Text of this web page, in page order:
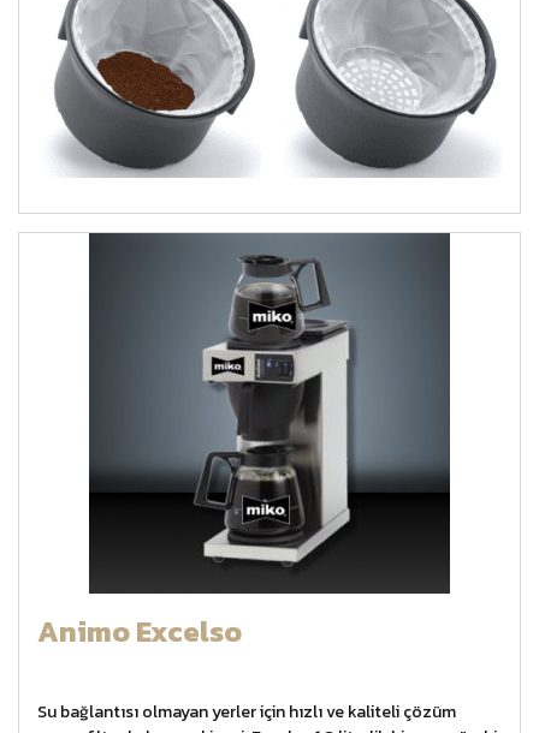
Animo Excelso
Su bağlantısı olmayan yerler için hızlı ve kaliteli çözüm